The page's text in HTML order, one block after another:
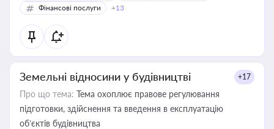
Фінансові послуги
+13
Земельні відносини у будівництві +17
Про що тема: Тема охоплює правове регулювання
підготовки, здійснення та введення в експлуатацію
об’єктів будівництва